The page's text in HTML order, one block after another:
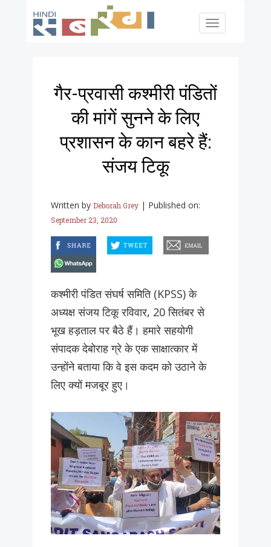
Toggle
गैर-प्रवासी कश्मीरी पंडितों
की मांगें सुनने के लिए
प्रशासन के कान बहरे हैं:
संजय टिकू
Written by Deborah Grey | Published on:
September 23, 2020
कश्मीरी पंडित संघर्ष समिति (KPSS) के
अध्यक्ष संजय टिकू रविवार, 20 सितंबर से
भूख हड़ताल पर बैठे हैं। हमारे सहयोगी
संपादक देबोराह ग्रे के एक साक्षात्कार में
उन्होंने बताया कि वे इस कदम को उठाने के
लिए क्यों मजबूर हुए।